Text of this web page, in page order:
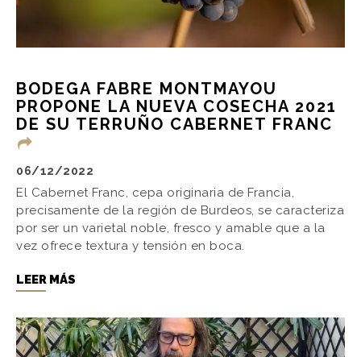
BODEGA FABRE MONTMAYOU
PROPONE LA NUEVA COSECHA 2021
DE SU TERRUÑO CABERNET FRANC
06/12/2022
El Cabernet Franc, cepa originaria de Francia,
precisamente de la región de Burdeos, se caracteriza
por ser un varietal noble, fresco y amable que a la
vez ofrece textura y tensión en boca.
LEER MÁS